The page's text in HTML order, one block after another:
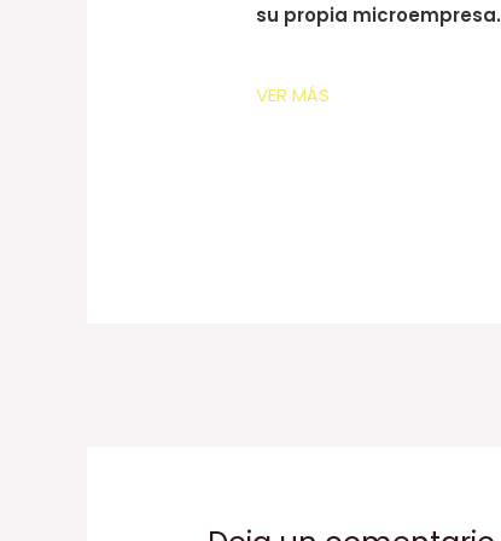
su propia microempresa.
VER MÁS